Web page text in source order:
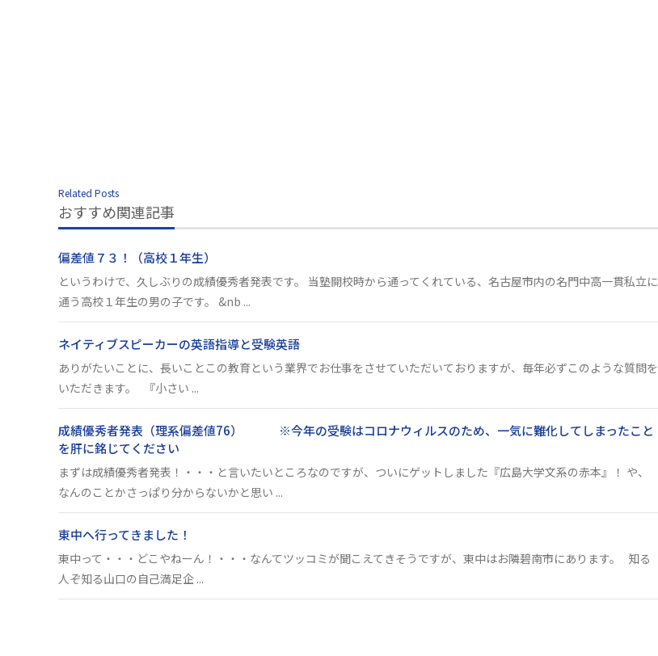
Related Posts
おすすめ関連記事
偏差値７３！（高校１年生）
というわけで、久しぶりの成績優秀者発表です。 当塾開校時から通ってくれている、名古屋市内の名門中高一貫私立に
通う高校１年生の男の子です。 &nb ...
ネイティブスピーカーの英語指導と受験英語
ありがたいことに、長いことこの教育という業界でお仕事をさせていただいておりますが、毎年必ずこのような質問を
いただきます。 『小さい ...
成績優秀者発表（理系偏差値76） ※今年の受験はコロナウィルスのため、一気に難化してしまったこと
を肝に銘じてください
まずは成績優秀者発表！・・・と言いたいところなのですが、ついにゲットしました『広島大学文系の赤本』！ や、
なんのことかさっぱり分からないかと思い ...
東中へ行ってきました！
東中って・・・どこやねーん！・・・なんてツッコミが聞こえてきそうですが、東中はお隣碧南市にあります。 知る
人ぞ知る山口の自己満足企 ...